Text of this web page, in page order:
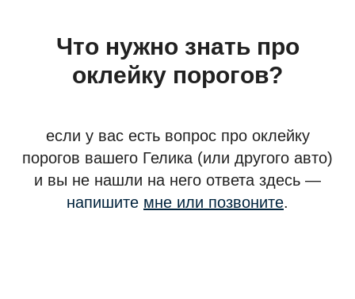
Что нужно знать про
оклейку порогов?
если у вас есть вопрос про оклейку
порогов вашего Гелика (или другого авто)
и вы не нашли на него ответа здесь —
напишите мне или позвоните.